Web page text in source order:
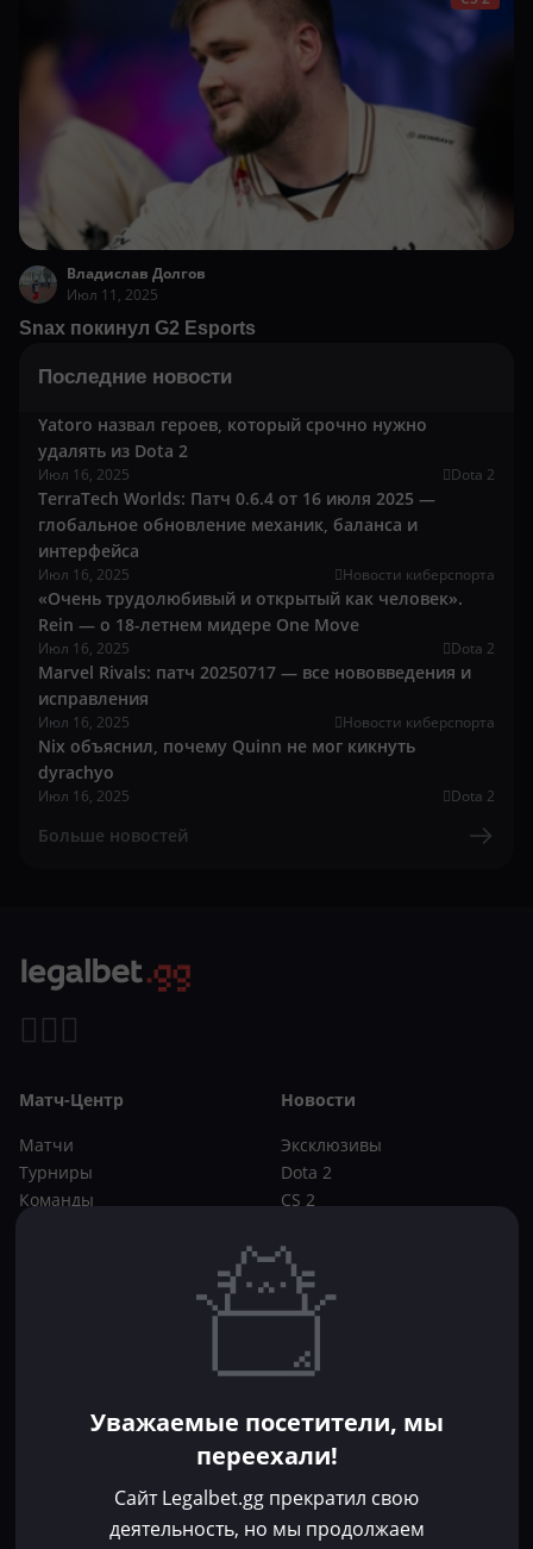
Владислав Долгов
Июл 11, 2025
Snax покинул G2 Esports
Последние новости
Yatoro назвал героев, который срочно нужно
удалять из Dota 2
Июл 16, 2025 Dota 2
TerraTech Worlds: Патч 0.6.4 от 16 июля 2025 —
глобальное обновление механик, баланса и
интерфейса
Июл 16, 2025 Новости киберспорта
«Очень трудолюбивый и открытый как человек».
Rein — о 18-летнем мидере One Move
Июл 16, 2025 Dota 2
Marvel Rivals: патч 20250717 — все нововведения и
исправления
Июл 16, 2025 Новости киберспорта
Nix объяснил, почему Quinn не мог кикнуть
dyrachyo
Июл 16, 2025 Dota 2
Больше новостей
Матч-Центр
Матчи
Турниры
Команды
Новости
Эксклюзивы
Dota 2
CS 2
Букмекеры
CS 2
Фрибеты
Без депозита
Уважаемые посетители, мы
переехали!
Сайт Legalbet.gg прекратил свою
деятельность, но мы продолжаем